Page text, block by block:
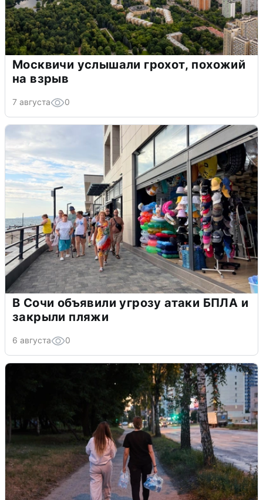
Москвичи услышали грохот, похожий
на взрыв
7 августа 0
В Сочи объявили угрозу атаки БПЛА и
закрыли пляжи
6 августа 0